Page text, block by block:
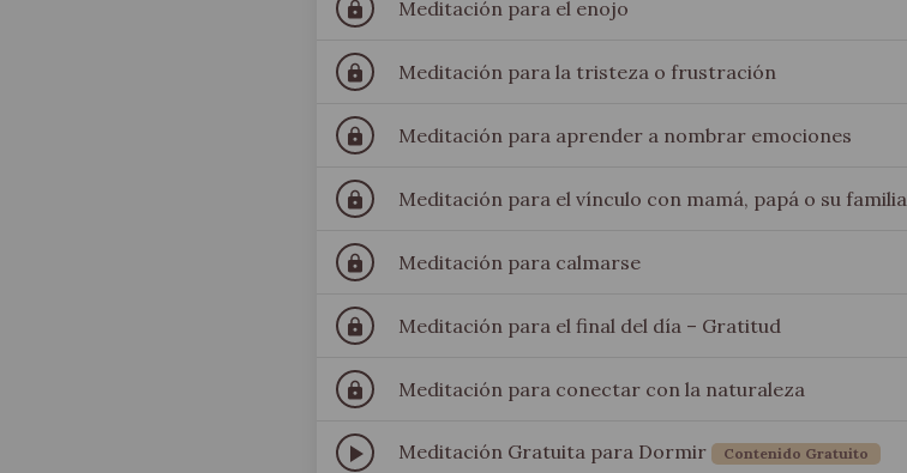
lock Meditación para el enojo
lock Meditación para la tristeza o frustración
lock Meditación para aprender a nombrar emociones
lock Meditación para el vínculo con mamá, papá o su familia
lock Meditación para calmarse
lock Meditación para el final del día – Gratitud
lock Meditación para conectar con la naturaleza
play_arrow Meditación Gratuita para Dormir Contenido Gratuito